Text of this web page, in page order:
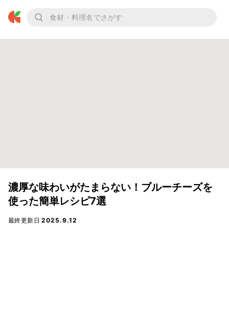
濃厚な味わいがたまらない！ブルーチーズを
使った簡単レシピ7選
最終更新日2025.9.12